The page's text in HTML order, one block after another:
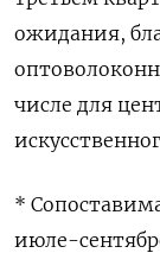
ожидания,
числе для
*
июле-